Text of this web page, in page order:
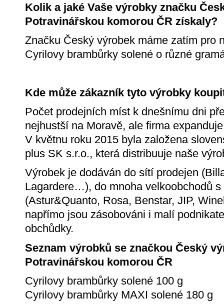
Kolik a jaké Vaše výrobky značku
Potravinářskou komorou ČR získaly?
Značku Český výrobek máme zatím pro
Cyrilovy brambůrky solené o různé
Kde může zákazník tyto výrobky
Počet prodejních míst k dnešnímu dni
nejhustší na Moravě, ale firma
V květnu roku 2015 byla založena
plus SK s.r.o., která distribuuje naše
Výrobek je dodáván do sítí prodejen
Lagardere…), do mnoha velkoobchodů
(Astur&Quanto, Rosa, Benstar, JIP,
napřímo jsou zásobováni i malí
obchůdky.
Seznam výrobků se značkou Český
Potravinářskou komorou ČR
Cyrilovy brambůrky solené 100 g
Cyrilovy brambůrky MAXI solené 180 g